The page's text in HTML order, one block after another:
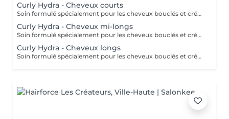
Curly Hydra - Cheveux courts
Soin formulé spécialement pour les cheveux bouclés et crépus en manque de définition et d'hydratation. Ce soin comprend 5 étapes qui aideront votre chevelure à retrouver sa vivacité. ( séchage son inclu dans le tarif ) Nous restons à votre disposition pour plus d'informations
Curly Hydra - Cheveux mi-longs
Soin formulé spécialement pour les cheveux bouclés et crépus en manque de définition et d'hydratation. Ce soin comprend 5 étapes qui aideront votre chevelure à retrouver sa vivacité. ( Séchage non inclu dans le tarif ) Nous restons à votre disposition pour plus d'informations
Curly Hydra - Cheveux longs
Soin formulé spécialement pour les cheveux bouclés et crépus en manque de définition et d'hydratation. Ce soin comprend 5 étapes qui aideront votre chevelure à retrouver sa vivacité. Nous restons à votre disposition pour plus d'informations